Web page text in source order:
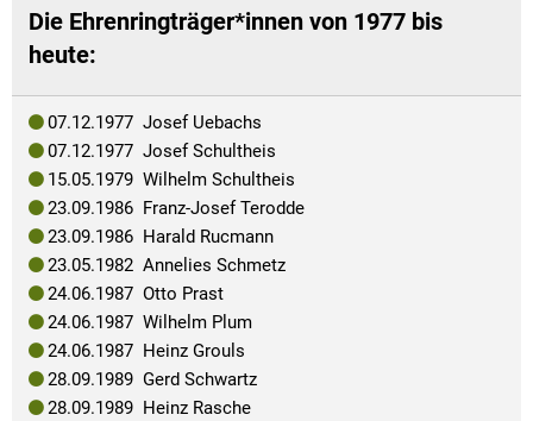
Die Ehrenringträger*innen von 1977 bis
heute:
07.12.1977 Josef Uebachs
07.12.1977 Josef Schultheis
15.05.1979 Wilhelm Schultheis
23.09.1986 Franz-Josef Terodde
23.09.1986 Harald Rucmann
23.05.1982 Annelies Schmetz
24.06.1987 Otto Prast
24.06.1987 Wilhelm Plum
24.06.1987 Heinz Grouls
28.09.1989 Gerd Schwartz
28.09.1989 Heinz Rasche